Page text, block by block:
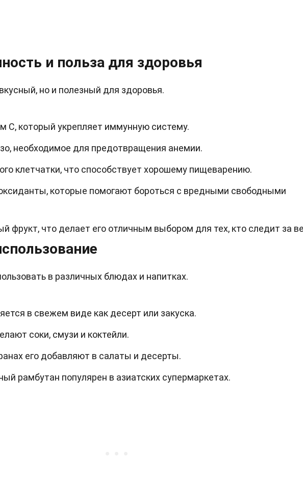
и польза для здоровья
но и полезный для здоровья.
C, который укрепляет иммунную систему.
необходимое для предотвращения анемии.
клетчатки, что способствует хорошему пищеварению.
которые помогают бороться с вредными свободными
фрукт, что делает его отличным выбором для тех, кто следит за
в различных блюдах и напитках.
в свежем виде как десерт или закуска.
соки, смузи и коктейли.
его добавляют в салаты и десерты.
рамбутан популярен в азиатских супермаркетах.